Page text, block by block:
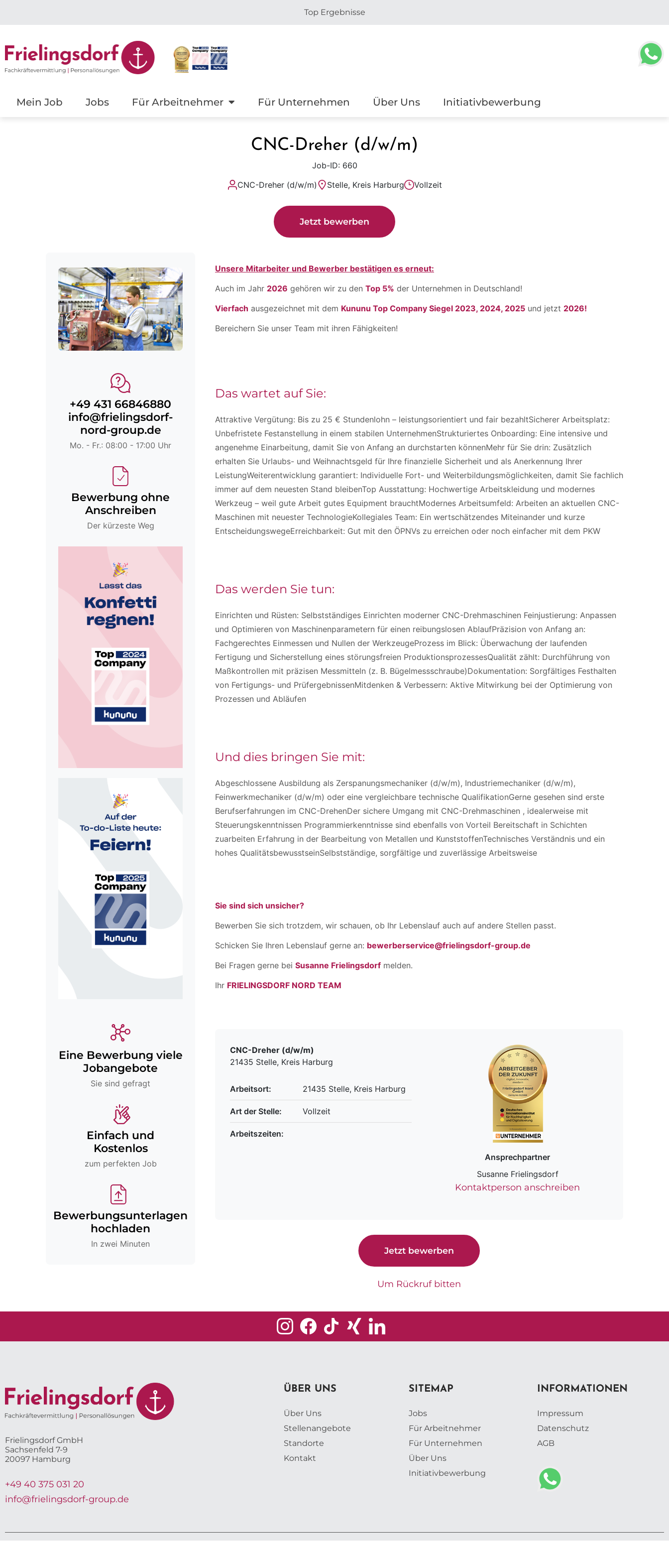
Top Ergebnisse
Mein Job Jobs Für Arbeitnehmer Für Unternehmen Über Uns Initiativbewerbung
CNC-Dreher (d/w/m)
Job-ID: 660
CNC-Dreher (d/w/m)
Stelle, Kreis Harburg Vollzeit
Jetzt bewerben
+49 431 66846880
info@frielingsdorf-
nord-group.de
Mo. - Fr.: 08:00 - 17:00 Uhr
Bewerbung ohne
Anschreiben
Der kürzeste Weg
Eine Bewerbung viele
Jobangebote
Sie sind gefragt
Einfach und
Kostenlos
zum perfekten Job
Bewerbungsunterlagen
hochladen
In zwei Minuten
Unsere Mitarbeiter und Bewerber bestätigen es erneut:
Auch im Jahr 2026 gehören wir zu den Top 5% der Unternehmen in Deutschland!
Vierfach ausgezeichnet mit dem Kununu Top Company Siegel 2023, 2024, 2025 und jetzt 2026!
Bereichern Sie unser Team mit ihren Fähigkeiten!
Das wartet auf Sie:
Attraktive Vergütung: Bis zu 25 € Stundenlohn – leistungsorientiert und fair bezahltSicherer Arbeitsplatz:
Unbefristete Festanstellung in einem stabilen UnternehmenStrukturiertes Onboarding: Eine intensive und
angenehme Einarbeitung, damit Sie von Anfang an durchstarten könnenMehr für Sie drin: Zusätzlich
erhalten Sie Urlaubs- und Weihnachtsgeld für Ihre finanzielle Sicherheit und als Anerkennung Ihrer
LeistungWeiterentwicklung garantiert: Individuelle Fort- und Weiterbildungsmöglichkeiten, damit Sie fachlich
immer auf dem neuesten Stand bleibenTop Ausstattung: Hochwertige Arbeitskleidung und modernes
Werkzeug – weil gute Arbeit gutes Equipment brauchtModernes Arbeitsumfeld: Arbeiten an aktuellen CNC-
Maschinen mit neuester TechnologieKollegiales Team: Ein wertschätzendes Miteinander und kurze
EntscheidungswegeErreichbarkeit: Gut mit den ÖPNVs zu erreichen oder noch einfacher mit dem PKW
Das werden Sie tun:
Einrichten und Rüsten: Selbstständiges Einrichten moderner CNC-Drehmaschinen Feinjustierung: Anpassen
und Optimieren von Maschinenparametern für einen reibungslosen AblaufPräzision von Anfang an:
Fachgerechtes Einmessen und Nullen der WerkzeugeProzess im Blick: Überwachung der laufenden
Fertigung und Sicherstellung eines störungsfreien ProduktionsprozessesQualität zählt: Durchführung von
Maßkontrollen mit präzisen Messmitteln (z. B. Bügelmessschraube)Dokumentation: Sorgfältiges Festhalten
von Fertigungs- und PrüfergebnissenMitdenken & Verbessern: Aktive Mitwirkung bei der Optimierung von
Prozessen und Abläufen
Und dies bringen Sie mit:
Abgeschlossene Ausbildung als Zerspanungsmechaniker (d/w/m), Industriemechaniker (d/w/m),
Feinwerkmechaniker (d/w/m) oder eine vergleichbare technische QualifikationGerne gesehen sind erste
Berufserfahrungen im CNC-DrehenDer sichere Umgang mit CNC-Drehmaschinen , idealerweise mit
Steuerungskenntnissen Programmierkenntnisse sind ebenfalls von Vorteil Bereitschaft in Schichten
zuarbeiten Erfahrung in der Bearbeitung von Metallen und KunststoffenTechnisches Verständnis und ein
hohes QualitätsbewusstseinSelbstständige, sorgfältige und zuverlässige Arbeitsweise
Sie sind sich unsicher?
Bewerben Sie sich trotzdem, wir schauen, ob Ihr Lebenslauf auch auf andere Stellen passt.
Schicken Sie Ihren Lebenslauf gerne an: bewerberservice@frielingsdorf-group.de
Bei Fragen gerne bei Susanne Frielingsdorf melden.
Ihr FRIELINGSDORF NORD TEAM
CNC-Dreher (d/w/m)
21435 Stelle, Kreis Harburg
Arbeitsort: 21435 Stelle, Kreis Harburg
Art der Stelle: Vollzeit
Arbeitszeiten:
Ansprechpartner
Susanne Frielingsdorf
Kontaktperson anschreiben
Jetzt bewerben
Um Rückruf bitten
Frielingsdorf GmbH
Sachsenfeld 7-9
20097 Hamburg
+49 40 375 031 20
info@frielingsdorf-group.de
ÜBER UNS
Über Uns
Stellenangebote
Standorte
Kontakt
SITEMAP
Jobs
Für Arbeitnehmer
Für Unternehmen
Über Uns
Initiativbewerbung
INFORMATIONEN
Impressum
Datenschutz
AGB